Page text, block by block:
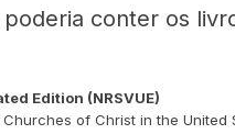
conter os
Edition (NRSVUE)
of Christ in the United